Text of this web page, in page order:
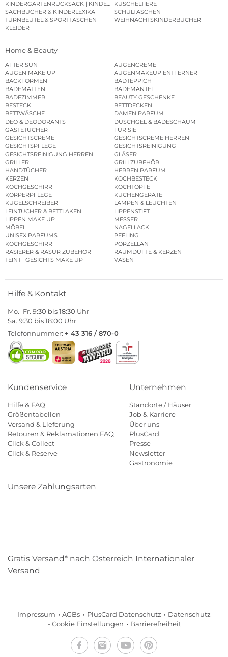
KINDERGARTENRUCKSACK | KINDERGARTENBEUTEL
KUSCHELTIERE
SACHBÜCHER & KINDERLEXIKA
SCHULTASCHEN
TURNBEUTEL & SPORTTASCHEN
WEIHNACHTSKINDERBÜCHER
KLEIDER
Home & Beauty
AFTER SUN
AUGENCREME
AUGEN MAKE UP
AUGENMAKEUP ENTFERNER
BACKFORMEN
BADTEPPICH
BADEMATTEN
BADEMÄNTEL
BADEZIMMER
BEAUTY GESCHENKE
BESTECK
BETTDECKEN
BETTWÄSCHE
DAMEN PARFUM
DEO & DEODORANTS
DUSCHGEL & BADESCHAUM
GÄSTETÜCHER
FÜR SIE
GESICHTSCREME
GESICHTSCREME HERREN
GESICHTSPFLEGE
GESICHTSREINIGUNG
GESICHTSREINIGUNG HERREN
GLÄSER
GRILLER
GRILLZUBEHÖR
HANDTÜCHER
HERREN PARFUM
KERZEN
KOCHBESTECK
KOCHGESCHIRR
KOCHTÖPFE
KÖRPERPFLEGE
KÜCHENGERÄTE
KUGELSCHREIBER
LAMPEN & LEUCHTEN
LEINTÜCHER & BETTLAKEN
LIPPENSTIFT
LIPPEN MAKE UP
MESSER
MÖBEL
NAGELLACK
UNISEX PARFUMS
PEELING
KOCHGESCHIRR
PORZELLAN
RASIERER & RASUR ZUBEHÖR
RAUMDÜFTE & KERZEN
TEINT | GESICHTS MAKE UP
VASEN
Hilfe & Kontakt
Mo.–Fr. 9:30 bis 18:30 Uhr
Sa. 9:30 bis 18:00 Uhr
Telefonnummer: + 43 316 / 870-0
Kundenservice
Hilfe & FAQ
Größentabellen
Versand & Lieferung
Retouren & Reklamationen FAQ
Click & Collect
Click & Reserve
Unternehmen
Standorte / Häuser
Job & Karriere
Über uns
PlusCard
Presse
Newsletter
Gastronomie
Unsere Zahlungsarten
Gratis Versand* nach Österreich Internationaler
Versand
Impressum AGBs PlusCard Datenschutz
Datenschutz
Cookie Einstellungen
Barrierefreiheit